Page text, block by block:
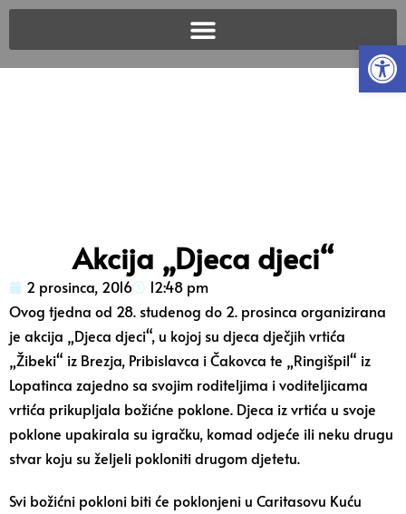
Akcija „Djeca djeci“
2 prosinca, 2016
12:48 pm
Ovog tjedna od 28. studenog do 2. prosinca organizirana
je akcija „Djeca djeci“, u kojoj su djeca dječjih vrtića
„Žibeki“ iz Brezja, Pribislavca i Čakovca te „Ringišpil“ iz
Lopatinca zajedno sa svojim roditeljima i voditeljicama
vrtića prikupljala božićne poklone. Djeca iz vrtića u svoje
poklone upakirala su igračku, komad odjeće ili neku drugu
stvar koju su željeli pokloniti drugom djetetu.
Svi božićni pokloni biti će poklonjeni u Caritasovu Kuću